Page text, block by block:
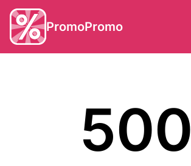
PromoPromo
500